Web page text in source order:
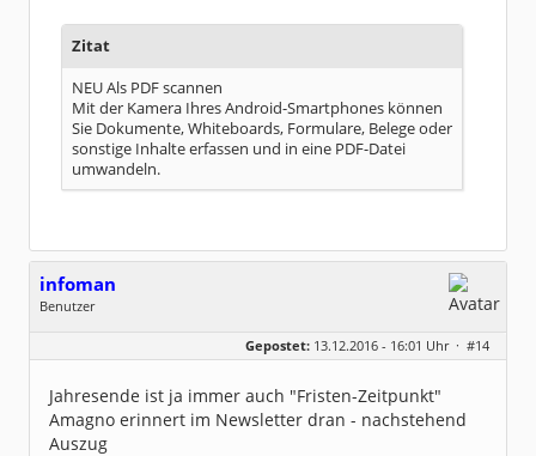
Zitat
NEU Als PDF scannen
Mit der Kamera Ihres Android-Smartphones können
Sie Dokumente, Whiteboards, Formulare, Belege oder
sonstige Inhalte erfassen und in eine PDF-Datei
umwandeln.
infoman
Benutzer
Dabei seit:
06 / 2008
Gepostet: 13.12.2016 - 16:01 Uhr · #14
Jahresende ist ja immer auch "Fristen-Zeitpunkt"
Amagno erinnert im Newsletter dran - nachstehend
Auszug